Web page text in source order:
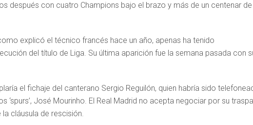
después con cuatro Champions bajo el brazo y más de un centenar de
explicó el técnico francés hace un año, apenas ha tenido
del título de Liga. Su última aparición fue la semana pasada con
el fichaje del canterano Sergio Reguilón, quien habría sido
‘spurs’, José Mourinho. El Real Madrid no acepta negociar por su
cláusula de rescisión.